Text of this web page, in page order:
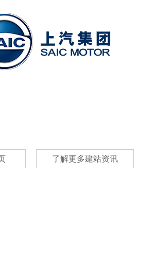
了解更多建站资讯